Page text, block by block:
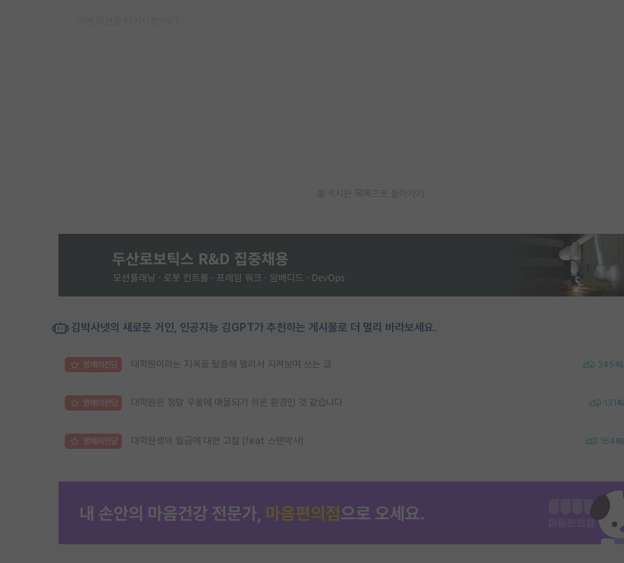
게시판 목록으로 돌아가기
김박사넷의 새로운 거인, 인공지능 김GPT가 추천하는 게시물로 더 멀리 바라보세요.
명예의전당 대학원이라는 지옥을 탈출해 멀리서 지켜보며 쓰는 글 345
명예의전당 대학원은 정말 우울에 매몰되기 쉬운 환경인 것 같습니다 131
명예의전당 대학원생의 월급에 대한 고찰 (feat 스탠박사) 164